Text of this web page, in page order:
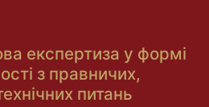
експертиза у формі
з правничих,
питань